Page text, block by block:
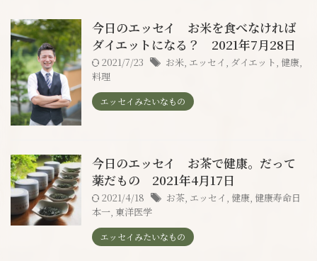
今日のエッセイ お米を食べなければ
ダイエットになる？ 2021年7月28日
2021/7/23 お米, エッセイ , ダイエット , 健康,
料理
エッセイみたいなもの
今日のエッセイ お茶で健康。だって
薬だもの 2021年4月17日
2021/4/18 お茶, エッセイ , 健康, 健康寿命日
本一, 東洋医学
エッセイみたいなもの